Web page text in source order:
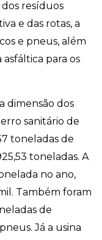
resíduos
e das rotas, a
e pneus, além
para os
dimensão dos
sanitário de
toneladas de
toneladas. A
no ano,
Também foram
de
Já a usina